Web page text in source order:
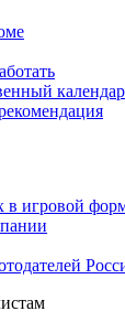
в игровой